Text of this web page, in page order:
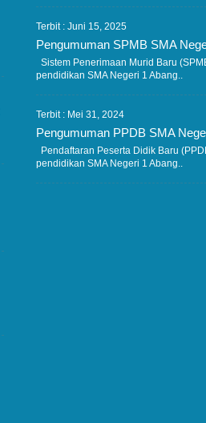
Terbit : Juni 15, 2025
Pengumuman SPMB SMA
Sistem Penerimaan Murid Baru
pendidikan SMA Negeri 1 Abang..
Terbit : Mei 31, 2024
Pengumuman PPDB SMA
Pendaftaran Peserta Didik Baru
pendidikan SMA Negeri 1 Abang..